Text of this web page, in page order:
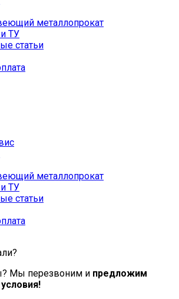
металлопрокат
ТУ
статьи
металлопрокат
ТУ
статьи
Мы перезвоним и предложим